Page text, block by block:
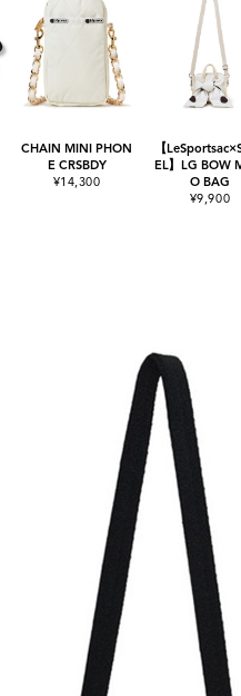
CHAIN MINI PHON
E CRSBDY
¥14,300
【
EL】LG BOW
O BAG
¥9,900